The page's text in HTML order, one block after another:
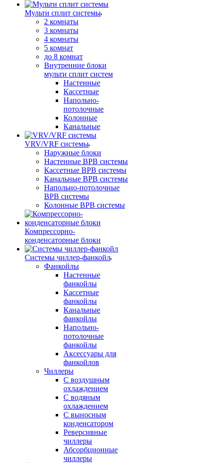
Мульти сплит системы
2 комнаты
3 комнаты
4 комнаты
5 комнат
до 8 комнат
Внутренние блоки
мульти сплит систем
Настенные
Кассетные
Напольно-
потолочные
Колонные
Канальные
VRV/VRF системы
Наружные блоки
Настенные ВРВ системы
Кассетные ВРВ системы
Канальные ВРВ системы
Напольно-потолочные
ВРВ системы
Колонные ВРВ системы
Компрессорно-
конденсаторные блоки
Системы чиллер-фанкойл
Фанкойлы
Настенные
фанкойлы
Кассетные
фанкойлы
Канальные
фанкойлы
Напольно-
потолочные
фанкойлы
Аксессуары для
фанкойлов
Чиллеры
С воздушным
охлаждением
С водяным
охлаждением
С выносным
конденсатором
Реверсивные
чиллеры
Абсорбционные
чиллеры